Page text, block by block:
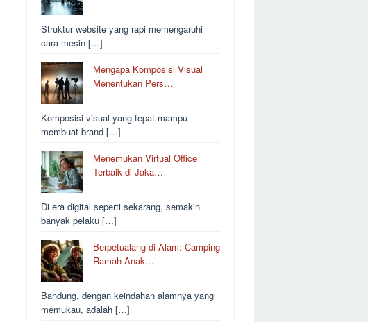
Struktur website yang rapi memengaruhi
cara mesin […]
Mengapa Komposisi Visual
Menentukan Pers…
Komposisi visual yang tepat mampu
membuat brand […]
Menemukan Virtual Office
Terbaik di Jaka…
Di era digital seperti sekarang, semakin
banyak pelaku […]
Berpetualang di Alam: Camping
Ramah Anak…
Bandung, dengan keindahan alamnya yang
memukau, adalah […]